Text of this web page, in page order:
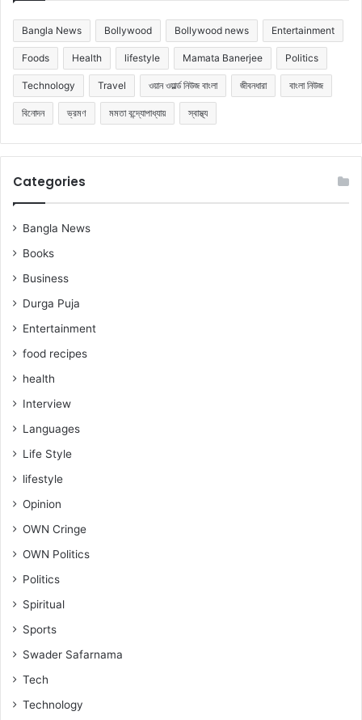
Bangla News Bollywood Bollywood news Entertainment
Foods Health lifestyle Mamata Banerjee Politics
Technology Travel ওয়ান ওয়ার্ল্ড নিউজ বাংলা জীবনধারা বাংলা নিউজ
বিনোদন ভ্রমণ মমতা বন্দ্যোপাধ্যায় স্বাস্থ্য
Categories
Bangla News
Books
Business
Durga Puja
Entertainment
food recipes
health
Interview
Languages
Life Style
lifestyle
Opinion
OWN Cringe
OWN Politics
Politics
Spiritual
Sports
Swader Safarnama
Tech
Technology